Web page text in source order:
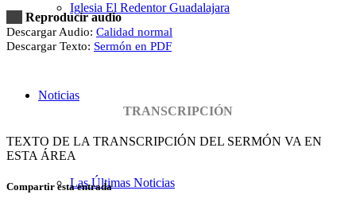
Iglesia El Redentor Guadalajara
Noticias
Las Últimas Noticias
Reproducir audio
Descargar Audio: Calidad normal
Descargar Texto: Sermón en PDF
TRANSCRIPCIÓN
TEXTO DE LA TRANSCRIPCIÓN DEL SERMÓN VA EN
ESTA ÁREA
Compartir esta entrada